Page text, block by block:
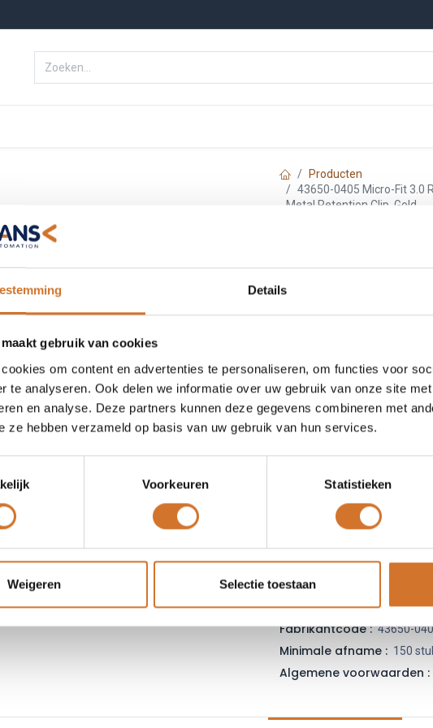
Details
maakt gebruik van cookies
om content en advertenties te personaliseren, om functies voor
te analyseren. Ook delen we informatie over uw gebruik van onze site
en analyse. Deze partners kunnen deze gegevens combineren met
ze hebben verzameld op basis van uw gebruik van hun services.
Voorkeuren Statistieken
Weigeren Selectie toestaan
Producten
43650-0405 Micro-Fit 3.0
Metal Retention Clip, Gold
Molex 43650-
Header, Single
Press-fit Metal
Leveranciersnummer :
Login|Registreer
Vraag offerte
Fabrikantcode : 43650-
Minimale afname : 150
Algemene voorwaarden :